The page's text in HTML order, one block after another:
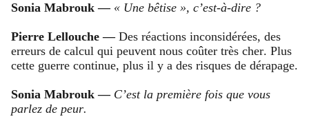
Sonia Mabrouk — « Une bêtise », c’est-à-dire ?
Pierre Lellouche —Des réactions inconsidérées, des
erreurs de calcul qui peuvent nous coûter très cher. Plus
cette guerre continue, plus il y a des risques de dérapage.
Sonia Mabrouk — C’est la première fois que vous
parlez de peur.